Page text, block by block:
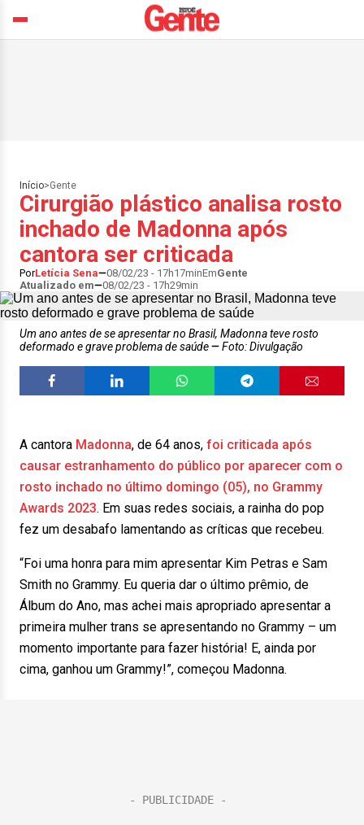
Início>Gente
Cirurgião plástico analisa rosto
inchado de Madonna após
cantora ser criticada
PorLetícia Sena 08/02/23 - 17h17minEmGente
Atualizado em
08/02/23 - 17h29min
Um ano antes de se apresentar no Brasil, Madonna teve rosto
deformado e grave problema de saúde
Foto: Divulgação
A cantora Madonna, de 64 anos, foi criticada após
causar estranhamento do público por aparecer com o
rosto inchado no último domingo (05), no Grammy
Awards 2023. Em suas redes sociais, a rainha do pop
fez um desabafo lamentando as críticas que recebeu.
“Foi uma honra para mim apresentar Kim Petras e Sam
Smith no Grammy. Eu queria dar o último prêmio, de
Álbum do Ano, mas achei mais apropriado apresentar a
primeira mulher trans se apresentando no Grammy – um
momento importante para fazer história! E, ainda por
cima, ganhou um Grammy!”, começou Madonna.